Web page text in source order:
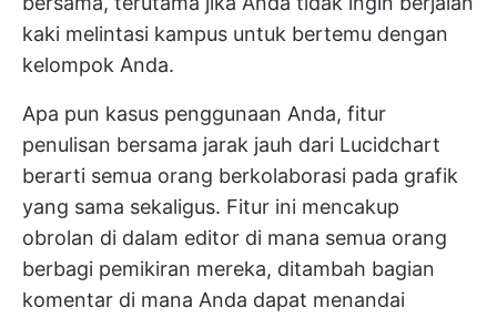
kaki melintasi kampus untuk bertemu dengan
kelompok Anda.
Apa pun kasus penggunaan Anda, fitur
penulisan bersama jarak jauh dari Lucidchart
berarti semua orang berkolaborasi pada grafik
yang sama sekaligus. Fitur ini mencakup
obrolan di dalam editor di mana semua orang
berbagi pemikiran mereka, ditambah bagian
komentar di mana Anda dapat menandai